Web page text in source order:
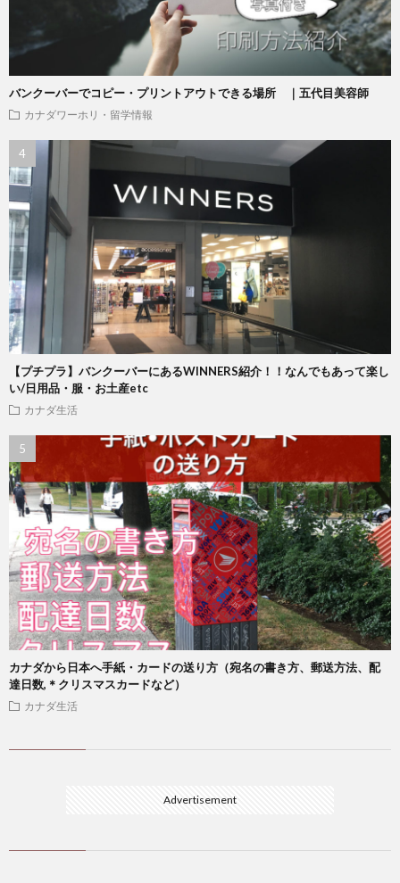
バンクーバーでコピー・プリントアウトできる場所 ｜五代目美容師
カナダワーホリ・留学情報
【プチプラ】バンクーバーにあるWINNERS紹介！！なんでもあって楽し
い/日用品・服・お土産etc
カナダ生活
カナダから日本へ手紙・カードの送り方（宛名の書き方、郵送方法、配
達日数,＊クリスマスカードなど）
カナダ生活
Advertisement